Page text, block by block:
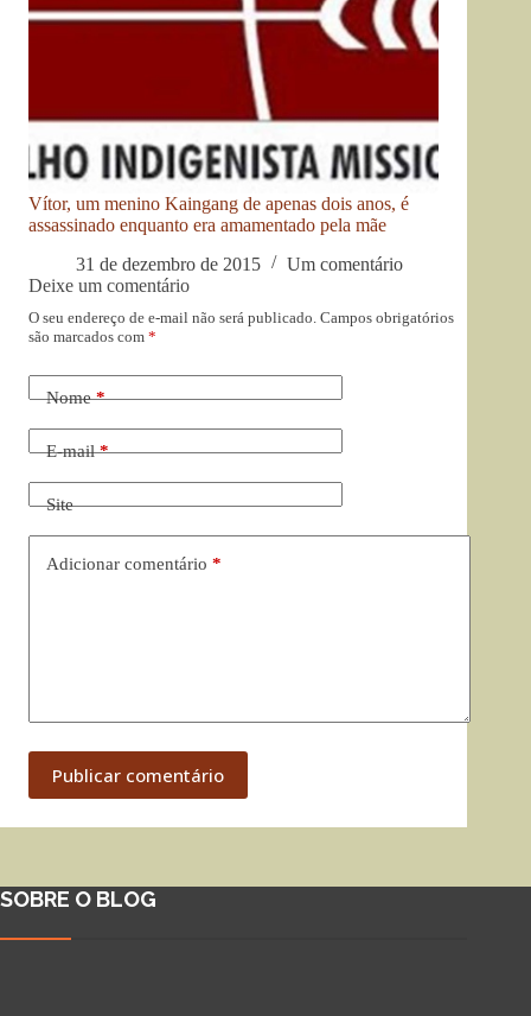
Vítor, um menino Kaingang de apenas dois anos, é
assassinado enquanto era amamentado pela mãe
31 de dezembro de 2015
Um comentário
Deixe um comentário
O seu endereço de e-mail não será publicado. Campos obrigatórios
são marcados com *
Nome*
E-mail*
Site
Adicionar comentário *
Publicar comentário
SOBRE O BLOG